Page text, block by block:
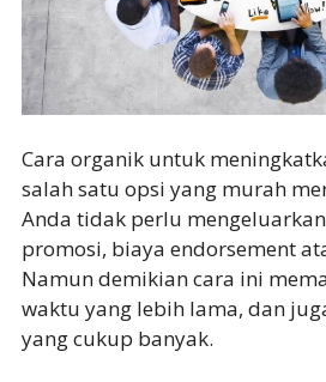
Cara organik untuk
salah satu opsi yang murah
Anda tidak perlu
promosi, biaya endorsement
Namun demikian cara ini
waktu yang lebih lama, dan
yang cukup banyak.